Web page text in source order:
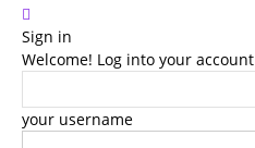
Sign in
Welcome! Log into your account
your username